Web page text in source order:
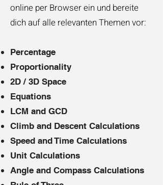
online per Browser ein und bereite
dich auf alle relevanten Themen vor:
Percentage
Proportionality
2D / 3D Space
Equations
LCM and GCD
Climb and Descent Calculations
Speed and Time Calculations
Unit Calculations
Angle and Compass Calculations